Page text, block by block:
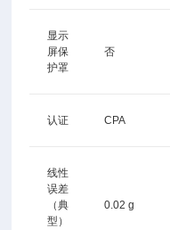
显示
屏保
护罩
否
认证 CPA
线性
误差
（典
型）
0.02 g